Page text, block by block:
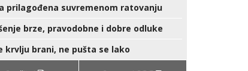
prilagođena suvremenom ratovanju
brze, pravodobne i dobre odluke
krvlju brani, ne pušta se lako